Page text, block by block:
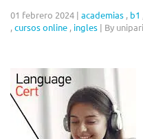
01 febrero 2024 | academias , b1
,cursos online , ingles | By